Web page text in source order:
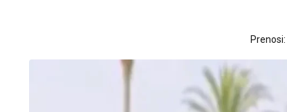
Prenosi: